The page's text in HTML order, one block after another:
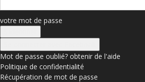
votre mot de passe
Mot de passe oublié? obtenir de l'aide
Politique de confidentialité
Récupération de mot de passe